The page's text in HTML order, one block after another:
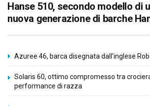
Hanse 510, secondo modello di
nuova generazione di barche
Azuree 46, barca disegnata dall’inglese
Solaris 60, ottimo compromesso tra
performance di razza